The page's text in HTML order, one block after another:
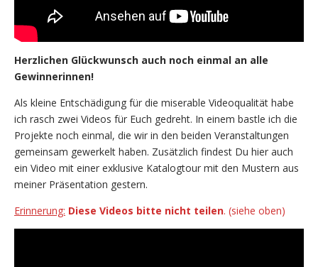
Herzlichen Glückwunsch auch noch einmal an alle
Gewinnerinnen!
Als kleine Entschädigung für die miserable Videoqualität habe
ich rasch zwei Videos für Euch gedreht. In einem bastle ich die
Projekte noch einmal, die wir in den beiden Veranstaltungen
gemeinsam gewerkelt haben. Zusätzlich findest Du hier auch
ein Video mit einer exklusive Katalogtour mit den Mustern aus
meiner Präsentation gestern.
Erinnerung: Diese Videos bitte nicht teilen. (siehe oben)